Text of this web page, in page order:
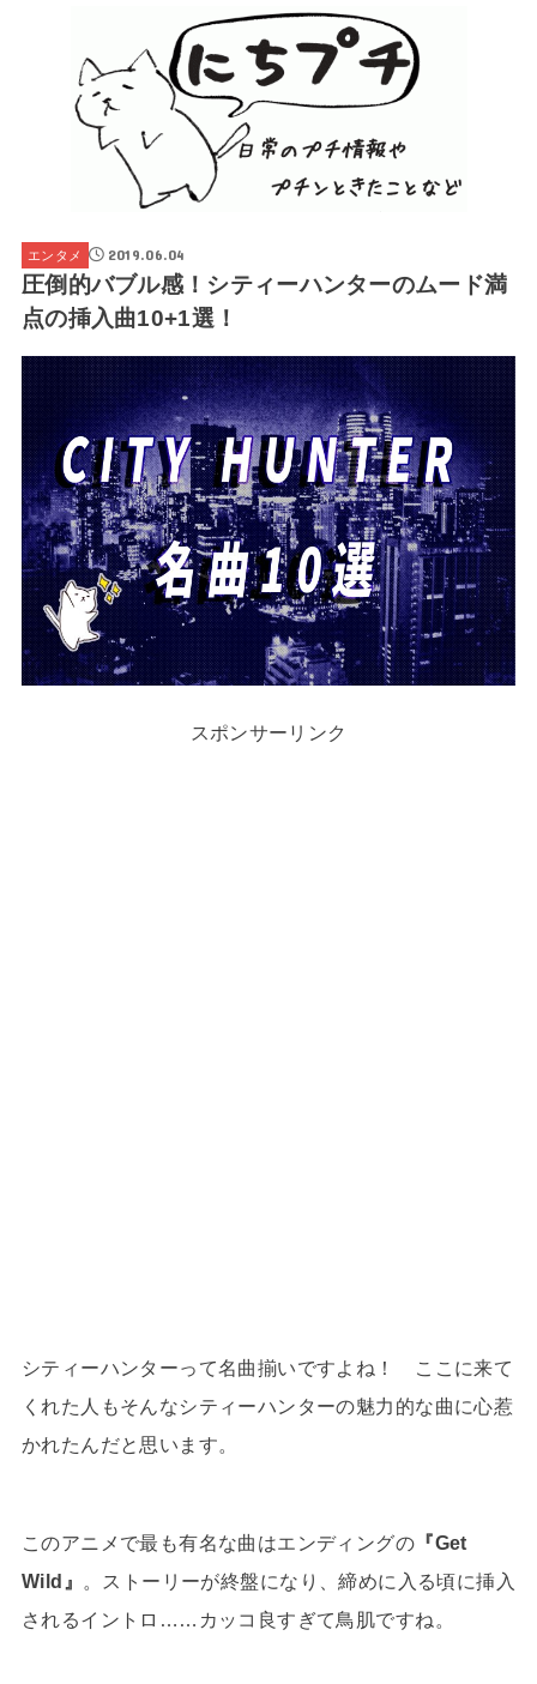
エンタメ 2019.06.04
圧倒的バブル感！シティーハンターのムード満
点の挿入曲10+1選！
スポンサーリンク
シティーハンターって名曲揃いですよね！ ここに来て
くれた人もそんなシティーハンターの魅力的な曲に心惹
かれたんだと思います。
このアニメで最も有名な曲はエンディングの 『Get
Wild』
。ストーリーが終盤になり、締めに入る頃に挿入
されるイントロ……カッコ良すぎて鳥肌ですね。